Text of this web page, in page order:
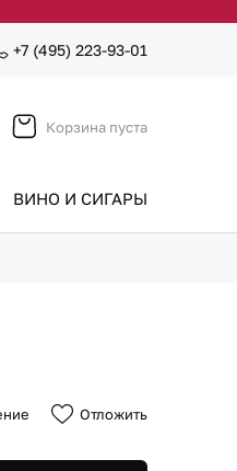
+7 (495) 223-93-01
Корзина пуста
ВИНО И СИГАРЫ
Отложить